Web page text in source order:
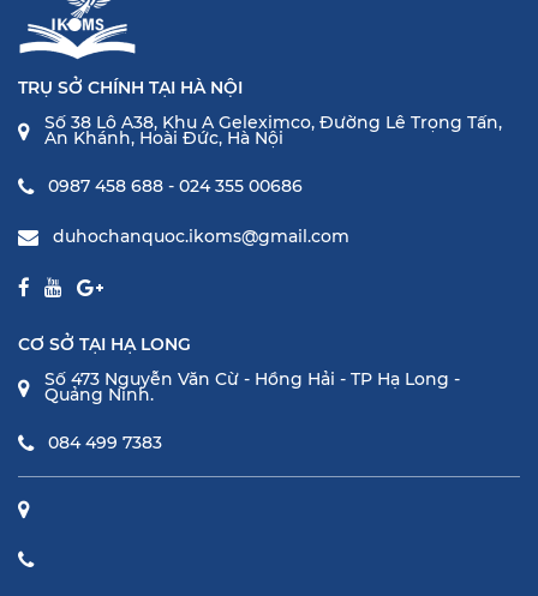
TRỤ SỞ CHÍNH TẠI HÀ NỘI
Số 38 Lô A38, Khu A Geleximco, Đường Lê Trọng Tấn,
An Khánh, Hoài Đức, Hà Nội
0987 458 688 - 024 355 00686
duhochanquoc.ikoms@gmail.com
CƠ SỞ TẠI HẠ LONG
Số 473 Nguyễn Văn Cừ - Hồng Hải - TP Hạ Long -
Quảng Ninh.
084 499 7383